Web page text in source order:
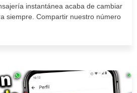
instantánea acaba de cambiar
siempre. Compartir nuestro número